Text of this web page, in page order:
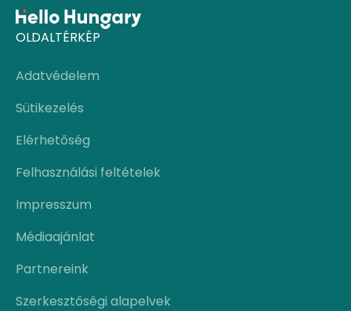
OLDALTÉRKÉP
Adatvédelem
Sütikezelés
Elérhetőség
Felhasználási feltételek
Impresszum
Médiaajánlat
Partnereink
Szerkesztőségi alapelvek